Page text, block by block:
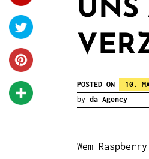
UNS
POSTED ON
10.
by da Agency
Wem Raspberry